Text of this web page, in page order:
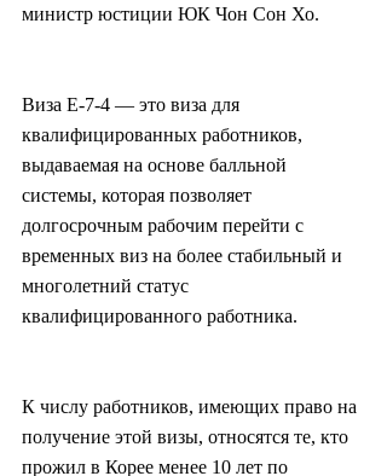
министр юстиции ЮК Чон Сон Хо.
Виза E-7-4 — это виза для
квалифицированных работников,
выдаваемая на основе балльной
системы, которая позволяет
долгосрочным рабочим перейти с
временных виз на более стабильный и
многолетний статус
квалифицированного работника.
К числу работников, имеющих право на
получение этой визы, относятся те, кто
прожил в Корее менее 10 лет по